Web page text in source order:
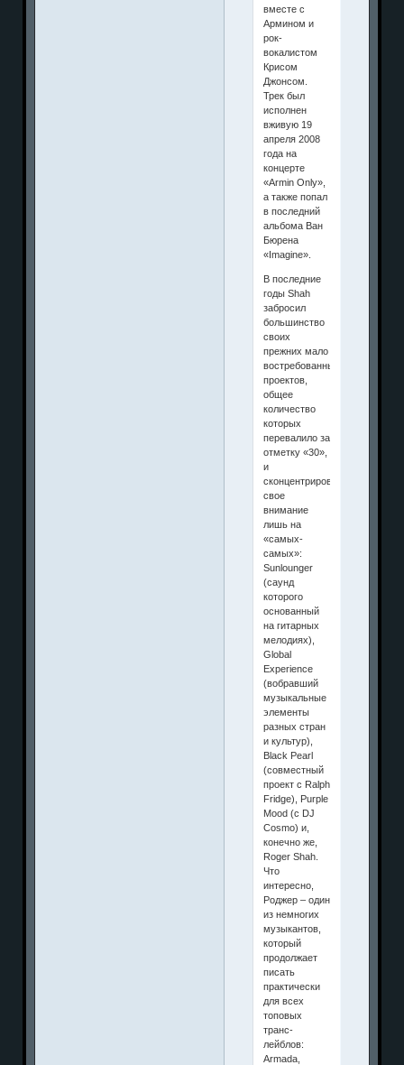
вместе с
Армином и
рок-
вокалистом
Крисом
Джонсом.
Трек был
исполнен
вживую 19
апреля 2008
года на
концерте
«Armin Only»,
а также попал
в последний
альбома Ван
Бюрена
«Imagine».
В последние
годы Shah
забросил
большинство
своих
прежних мало
востребованных
проектов,
общее
количество
которых
перевалило за
отметку «30»,
и
сконцентрировал
свое
внимание
лишь на
«самых-
самых»:
Sunlounger
(саунд
которого
основанный
на гитарных
мелодиях),
Global
Experience
(вобравший
музыкальные
элементы
разных стран
и культур),
Black Pearl
(совместный
проект с Ralph
Fridge), Purple
Mood (c DJ
Cosmo) и,
конечно же,
Roger Shah.
Что
интересно,
Роджер – один
из немногих
музыкантов,
который
продолжает
писать
практически
для всех
топовых
транс-
лейблов:
Armada,